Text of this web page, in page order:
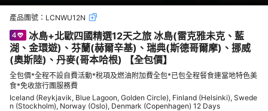
產品團號： LCNWU12N
冰島+北歐四國精選12天之旅 冰島(雷克雅未克、藍
湖、金環遊)、芬蘭(赫爾辛基)、瑞典(斯德哥爾摩)、挪威
(奧斯陸)、丹麥(哥本哈根) 【全包價】
全包價*全程不設自費活動*稅項及燃油附加費全包*已包全程餐食連當地特色美
食*免收旅行團服務費
Iceland (Reykjavik, Blue Lagoon, Golden Circle), Finland (Helsinki), Swede
n (Stockholm), Norway (Oslo), Denmark (Copenhagen) 12 Days